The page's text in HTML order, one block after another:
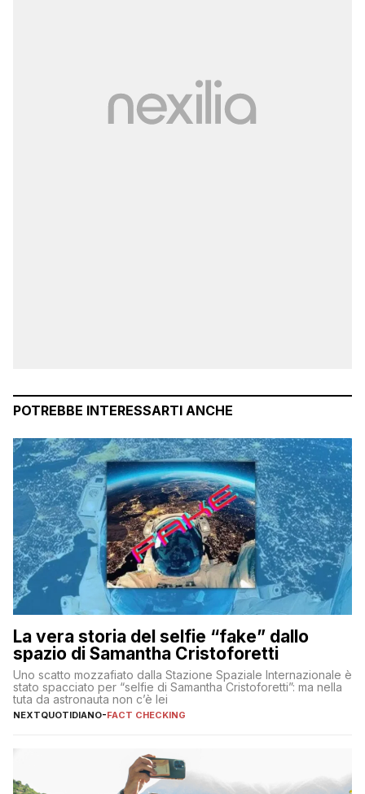
POTREBBE INTERESSARTI ANCHE
La vera storia del selfie “fake” dallo
spazio di Samantha Cristoforetti
Uno scatto mozzafiato dalla Stazione Spaziale Internazionale è
stato spacciato per “selfie di Samantha Cristoforetti”: ma nella
tuta da astronauta non c’è lei
NEXTQUOTIDIANO-FACT CHECKING